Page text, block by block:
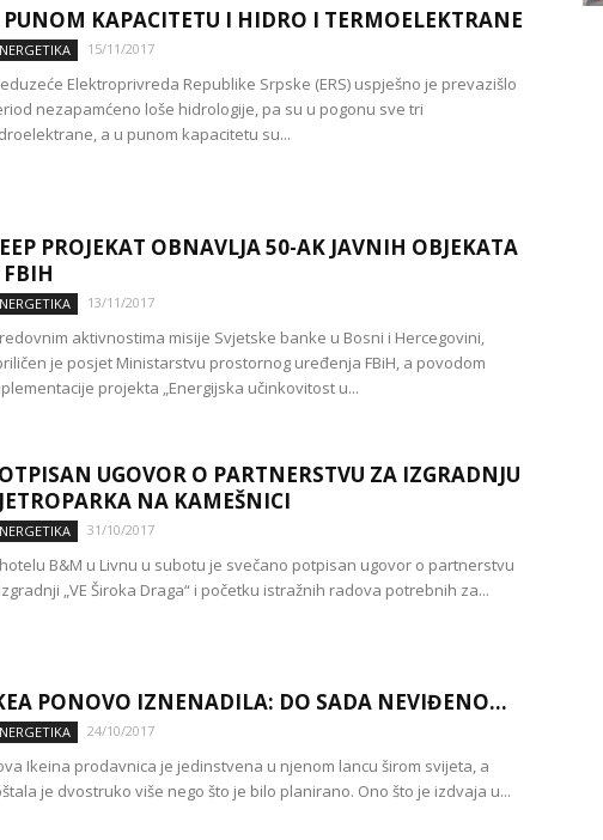
PUNOM KAPACITETU I HIDRO I TERMOELEKTRANE
15/11/2017
Elektroprivreda Republike Srpske (ERS) uspješno je prevazišlo
nezapamćeno loše hidrologije, pa su u pogonu sve tri
a u punom kapacitetu su...
PROJEKAT OBNAVLJA 50-AK JAVNIH OBJEKATA
FBIH
13/11/2017
aktivnostima misije Svjetske banke u Bosni i Hercegovini,
je posjet Ministarstvu prostornog uređenja FBiH, a povodom
projekta „Energijska učinkovitost u...
UGOVOR O PARTNERSTVU ZA IZGRADNJU
NA KAMEŠNICI
31/10/2017
B&M u Livnu u subotu je svečano potpisan ugovor o partnerstvu
„VE Široka Draga“ i početku istražnih radova potrebnih za...
PONOVO IZNENADILA: DO SADA NEVIĐENO…
24/10/2017
Ikeina prodavnica je jedinstvena u njenom lancu širom svijeta, a
je dvostruko više nego što je bilo planirano. Ono što je izdvaja u...